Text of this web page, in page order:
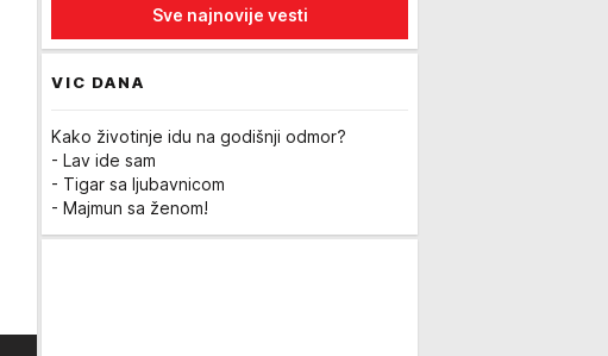
Sve najnovije vesti
VIC DANA
Kako životinje idu na godišnji odmor?
- Lav ide sam
- Tigar sa ljubavnicom
- Majmun sa ženom!